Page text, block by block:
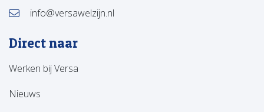
info@versawelzijn.nl
Direct naar
Werken bij Versa
Nieuws